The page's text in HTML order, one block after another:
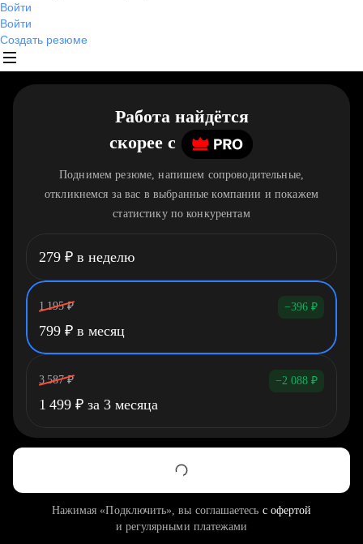
Войти
Войти
Создать резюме
Работа найдётся
скорее c
Поднимем резюме, напишем сопроводительные,
откликнемся за вас в выбранные компании и покажем
статистику по конкурентам
279 ₽ в неделю
1 195 ₽ −396 ₽
799 ₽ в месяц
3 587 ₽ −2 088 ₽
1 499 ₽ за 3 месяца
Нажимая «Подключить», вы соглашаетесь с офертой
и регулярными платежами